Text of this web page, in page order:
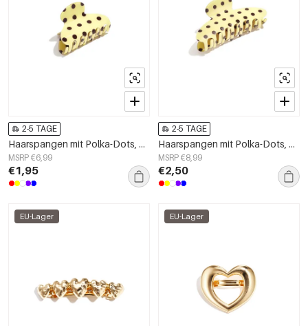
2-5 TAGE
Haarspangen mit Polka-Dots, Alltags-Imitation aus Acetatfolie, Alltagsaccessoires
MSRP €6,99
€1,95
2-5 TAGE
Haarspangen mit Polka-Dots, Alltags-Imitation aus Acetatfolie, Alltagsaccessoires
MSRP €8,99
€2,50
EU-Lager EU-Lager